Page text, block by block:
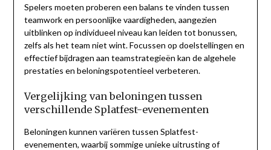
Spelers moeten proberen een balans te vinden tussen
teamwork en persoonlijke vaardigheden, aangezien
uitblinken op individueel niveau kan leiden tot bonussen,
zelfs als het team niet wint. Focussen op doelstellingen en
effectief bijdragen aan teamstrategieën kan de algehele
prestaties en beloningspotentieel verbeteren.
Vergelijking van beloningen tussen
verschillende Splatfest-evenementen
Beloningen kunnen variëren tussen Splatfest-
evenementen, waarbij sommige unieke uitrusting of